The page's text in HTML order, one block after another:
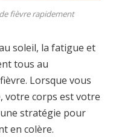
fièvre rapidement
soleil, la fatigue et
tous au
Lorsque vous
votre corps est votre
stratégie pour
en colère.